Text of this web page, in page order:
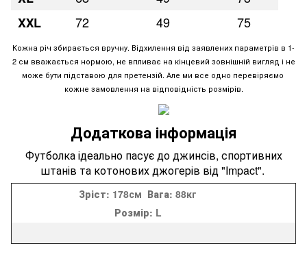
XХL
72 49 75
Кожна річ збирається вручну. Відхилення від заявлених параметрів в 1-
2 см вважається нормою, не впливає на кінцевий зовнішній вигляд і не
може бути підставою для претензій. Але ми все одно перевіряємо
кожне замовлення на відповідність розмірів.
Додаткова інформація
Футболка ідеально пасує до джинсів, спортивних
штанів та котонових джогерів від "Impact".
Зріст: 178см Вага: 88кг
Розмір: L